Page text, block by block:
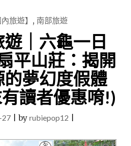
內旅遊】 , 南部旅遊
遊｜六龜一日
平山莊：揭開
夢幻度假體
讀者優惠唷!)
27|by rubiepop12